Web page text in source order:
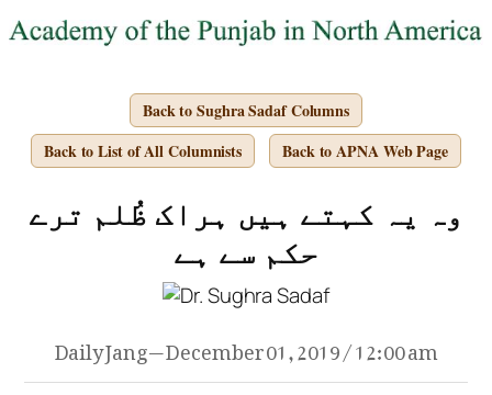
Back to Sughra Sadaf Columns
Back to List of All Columnists
Back to APNA Web Page
وہ یہ کہتے ہیں ہراک ظُلم ترے
حکم سے ہے
Daily Jang — December 01, 2019 / 12:00 am